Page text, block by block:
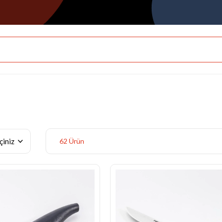
62 Ürün